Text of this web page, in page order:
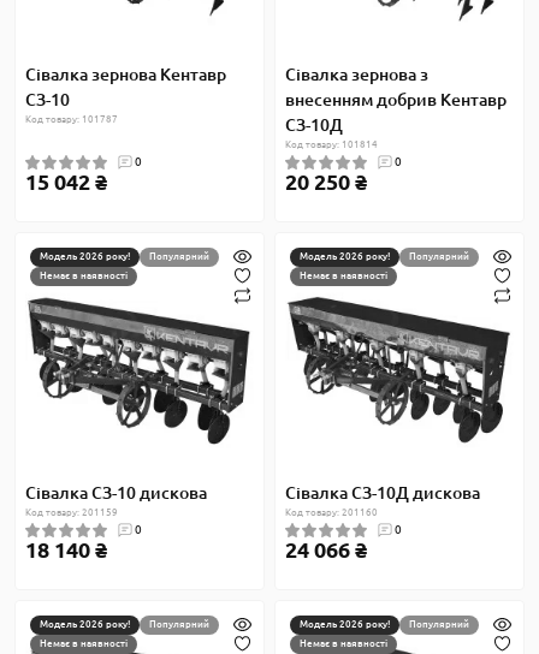
Сівалка зернова Кентавр
СЗ-10
Код товару: 101787
0
15 042 ₴
Сівалка зернова з
внесенням добрив Кентавр
СЗ-10Д
Код товару: 101814
0
20 250 ₴
Модель 2026 року!
Популярний
Немає в наявності
Сівалка СЗ-10 дискова
Код товару: 201159
0
18 140 ₴
Модель 2026 року!
Популярний
Немає в наявності
Сівалка СЗ-10Д дискова
Код товару: 201160
0
24 066 ₴
Модель 2026 року!
Популярний
Немає в наявності
Модель 2026 року!
Популярний
Немає в наявності